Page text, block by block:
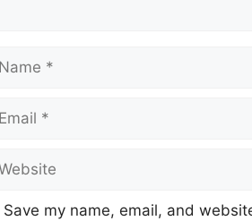
Save my name, email, and